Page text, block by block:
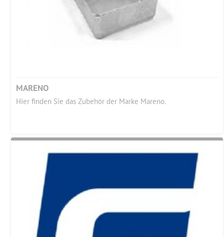
MARENO
Hier finden Sie das Zubehör der Marke Mareno.